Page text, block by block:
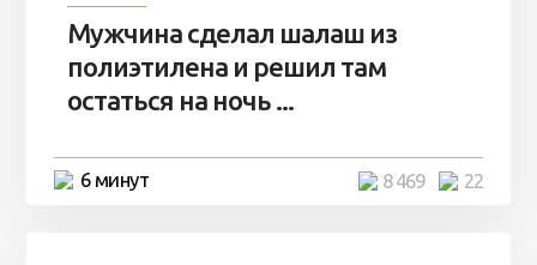
Мужчина сделал шалаш из
полиэтилена и решил там
остаться на ночь ...
6 минут 22
8 469